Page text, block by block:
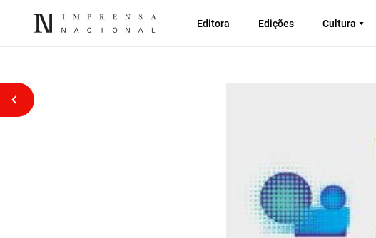
Editora Edições Cultura
Voltar atrás